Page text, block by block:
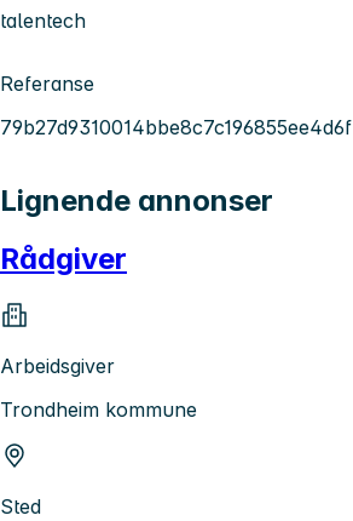
talentech
Referanse
79b27d9310014bbe8c7c196855ee4d6f
Lignende annonser
Rådgiver
Arbeidsgiver
Trondheim kommune
Sted